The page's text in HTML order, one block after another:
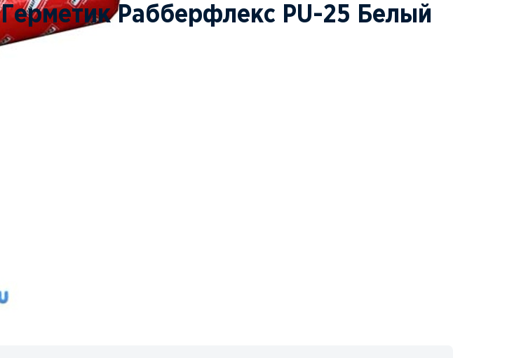
Герметик Рабберфлекс PU-25 Белый